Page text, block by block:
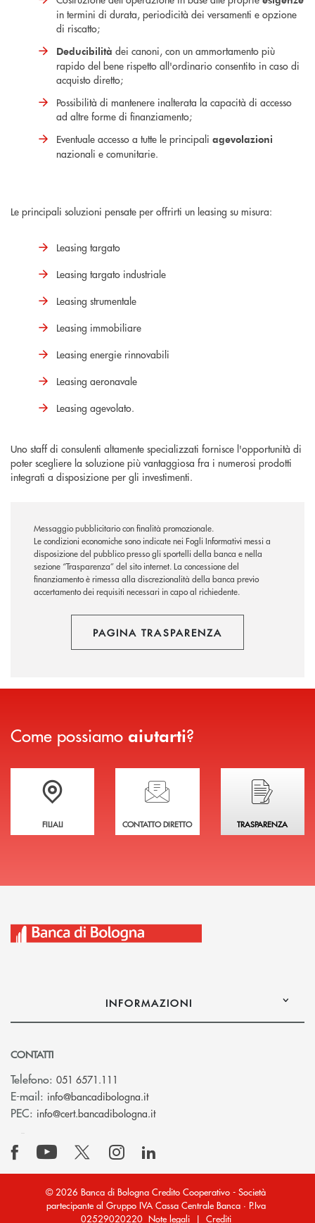
in termini di durata, periodicità dei versamenti e opzione
di riscatto;
Deducibilità dei canoni, con un ammortamento più
rapido del bene rispetto all'ordinario consentito in caso di
acquisto diretto;
Possibilità di mantenere inalterata la capacità di accesso
ad altre forme di finanziamento;
Eventuale accesso a tutte le principali agevolazioni
nazionali e comunitarie.
Le principali soluzioni pensate per offrirti un leasing su misura:
Leasing targato
Leasing targato industriale
Leasing strumentale
Leasing immobiliare
Leasing energie rinnovabili
Leasing aeronavale
Leasing agevolato.
Uno staff di consulenti altamente specializzati fornisce l'opportunità di
poter scegliere la soluzione più vantaggiosa fra i numerosi prodotti
integrati a disposizione per gli investimenti.
Messaggio pubblicitario con finalità promozionale.
Le condizioni economiche sono indicate nei Fogli Informativi messi a
disposizione del pubblico presso gli sportelli della banca e nella
sezione “Trasparenza” del sito internet.La concessione del
finanziamento è rimessa alla discrezionalità della banca previo
accertamento dei requisiti necessari in capo al richiedente.
PAGINA TRASPARENZA
Come possiamo aiutarti?
Trova la filiale più vicina a te
FILIALI
Hai bisogno di assistenza immediata?
CONTATTO DIRETTO
Hai bisogno di
TRASPARENZA
INFORMAZIONI
CONTATTI
Telefono: 051 6571.111
E-mail: info@bancadibologna.it(si apre l’app di posta elettronica)
PEC: info@cert.bancadibologna.it(si apre l’app di posta
© 2026 Banca di Bologna Credito Cooperativo - Società
partecipante al Gruppo IVA Cassa Centrale Banca · P.Iva
02529020220 Note legali| Crediti